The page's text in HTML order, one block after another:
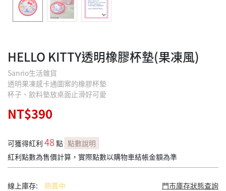
HELLO KITTY透明橡膠杯墊(果凍風)
Sanrio生活雜貨
透明果凍感卡通圖案的橡膠杯墊
杯子、飲料墊放桌面止滑好可愛
NT$390
可獲得紅利 48 點 點數說明
紅利點數為售價計算，實際點數以購物車結帳金額為準
線上庫存: 熱賣中 門市庫存狀態查詢